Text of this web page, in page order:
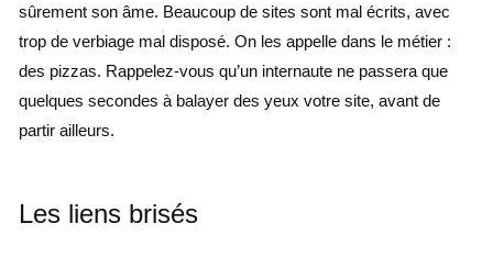
sûrement son âme. Beaucoup de sites sont mal écrits, avec
trop de verbiage mal disposé. On les appelle dans le métier :
des pizzas. Rappelez-vous qu’un internaute ne passera que
quelques secondes à balayer des yeux votre site, avant de
partir ailleurs.
Les liens brisés